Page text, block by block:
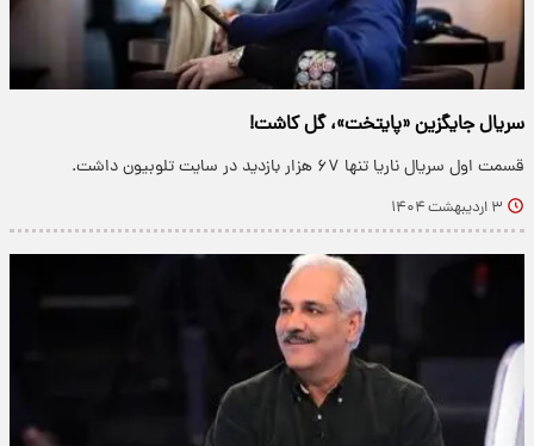
سریال جایگزین «پایتخت»، گل کاشت!
قسمت اول سریال ناریا تنها ۶۷ هزار بازدید در سایت تلوبیون داشت.
۳ اردیبهشت ۱۴۰۴